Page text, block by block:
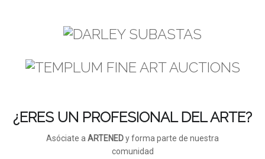
¿ERES UN PROFESIONAL DEL ARTE?
Asóciate a ARTENEDy forma parte de nuestra
comunidad